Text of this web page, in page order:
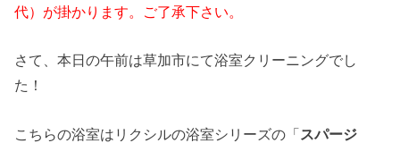
代）が掛かります。ご了承下さい。
さて、本日の午前は草加市にて浴室クリーニングでし
た！
こちらの浴室はリクシルの浴室シリーズの「スパージ